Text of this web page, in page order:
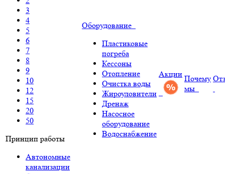
3
4
5
6
7
8
9
10
12
15
20
50
Принцип работы
Автономные
канализации
Оборудование
Пластиковые
погреба
Кессоны
Отопление
Очистка воды
Жироуловители
Дренаж
Насосное
оборудование
Водоснабжение
Акции Почему
мы